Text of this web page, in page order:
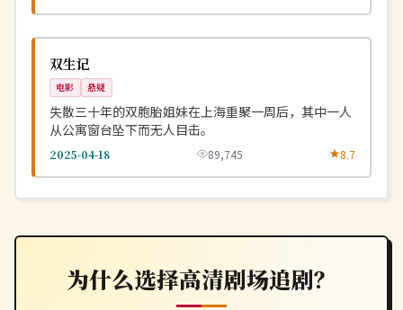
中国
双生记
电影 悬疑
失散三十年的双胞胎姐妹在上海重聚一周后，其中一人
从公寓窗台坠下而无人目击。
2025-04-18 89,745 8.7
为什么选择高清剧场追剧？